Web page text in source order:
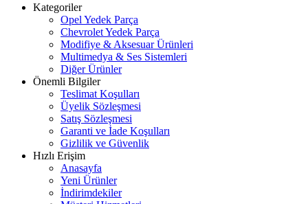
Kategoriler
Opel Yedek Parça
Chevrolet Yedek Parça
Modifiye & Aksesuar Ürünleri
Multimedya & Ses Sistemleri
Diğer Ürünler
Önemli Bilgiler
Teslimat Koşulları
Üyelik Sözleşmesi
Satış Sözleşmesi
Garanti ve İade Koşulları
Gizlilik ve Güvenlik
Hızlı Erişim
Anasayfa
Yeni Ürünler
İndirimdekiler